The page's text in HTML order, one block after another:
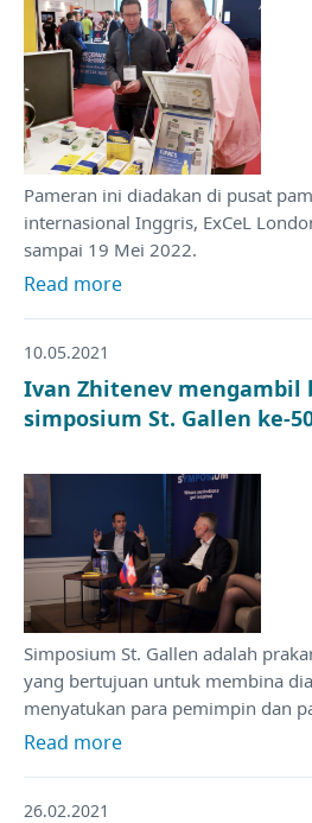
Pameran ini diadakan di pusat
internasional Inggris, ExCeL
sampai 19 Mei 2022.
Read more
10.05.2021
Ivan Zhitenev mengambil
simposium St. Gallen ke-
Simposium St. Gallen adalah
yang bertujuan untuk membina
menyatukan para pemimpin dan
Read more
26.02.2021